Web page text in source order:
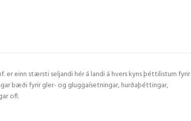
er einn stærsti seljandi hér á landi á hvers kyns þéttilistum fyrir
bæði fyrir gler- og gluggaísetningar, hurðaþéttingar,
ofl.